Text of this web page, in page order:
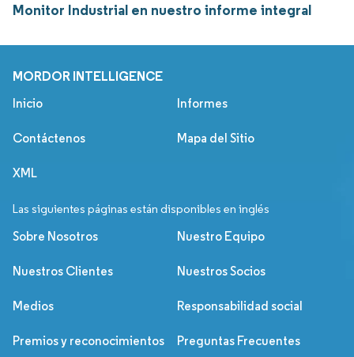
Monitor Industrial en nuestro informe integral
MORDOR INTELLIGENCE
Inicio Informes
Contáctenos Mapa del Sitio
XML
Las siguientes páginas están disponibles en inglés
Sobre Nosotros Nuestro Equipo
Nuestros Clientes Nuestros Socios
Medios Responsabilidad social
Premios y reconocimientos Preguntas Frecuentes